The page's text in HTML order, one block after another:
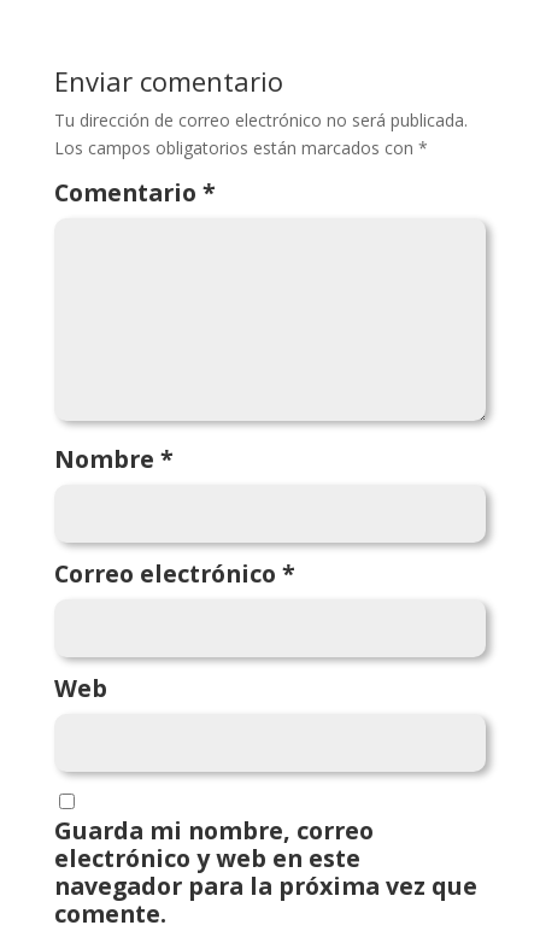
Enviar comentario
Tu dirección de correo electrónico no será publicada.
Los campos obligatorios están marcados con *
Comentario *
Nombre *
Correo electrónico *
Web
Guarda mi nombre, correo
electrónico y web en este
navegador para la próxima vez que
comente.